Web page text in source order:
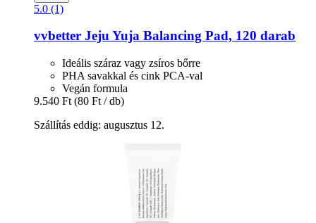
5.0 (1)
vvbetter Jeju Yuja Balancing Pad, 120 darab
Ideális száraz vagy zsíros bőrre
PHA savakkal és cink PCA-val
Vegán formula
9.540 Ft (80 Ft / db)
Szállítás eddig: augusztus 12.